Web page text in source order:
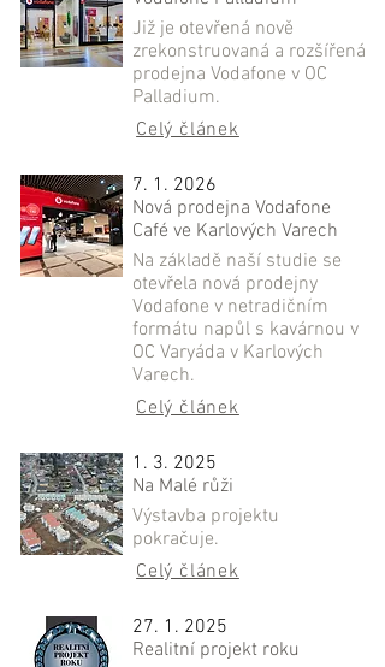
Již je otevřená nově
zrekonstruovaná a rozšířená
prodejna Vodafone v OC
Palladium.
Celý článek
7. 1. 2026
Nová prodejna Vodafone
Café ve Karlových Varech
Na základě naší studie se
otevřela nová prodejny
Vodafone v netradičním
formátu napůl s kavárnou v
OC Varyáda v Karlových
Varech.
Celý článek
1. 3. 2025
Na Malé růži
Výstavba projektu
pokračuje.
Celý článek
27. 1. 2025
Realitní projekt roku